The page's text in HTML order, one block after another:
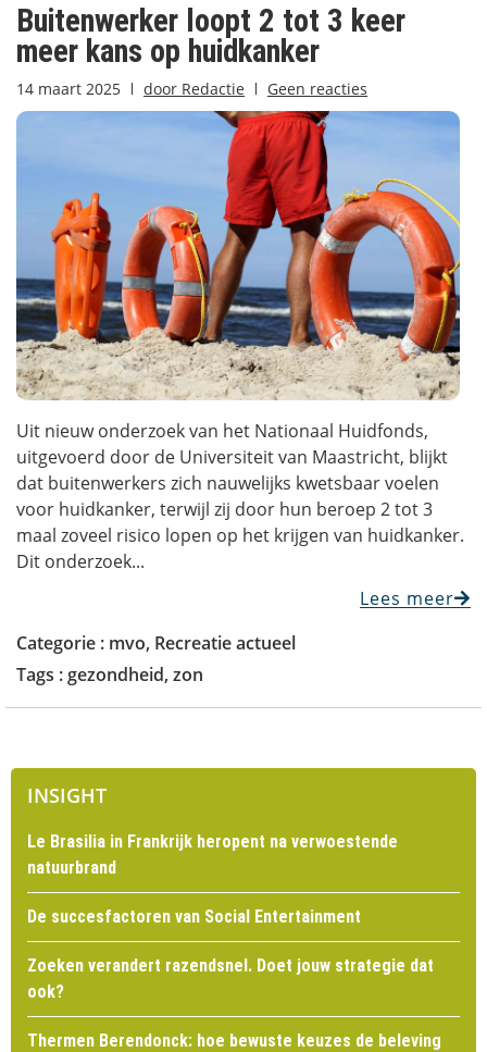
Buitenwerker loopt 2 tot 3 keer
meer kans op huidkanker
14 maart 2025 door Redactie Geen reacties
Uit nieuw onderzoek van het Nationaal Huidfonds,
uitgevoerd door de Universiteit van Maastricht, blijkt
dat buitenwerkers zich nauwelijks kwetsbaar voelen
voor huidkanker, terwijl zij door hun beroep 2 tot 3
maal zoveel risico lopen op het krijgen van huidkanker.
Dit onderzoek...
Lees meer
Categorie : mvo, Recreatie actueel
Tags :gezondheid, zon
INSIGHT
Le Brasilia in Frankrijk heropent na verwoestende
natuurbrand
De succesfactoren van Social Entertainment
Zoeken verandert razendsnel. Doet jouw strategie dat
ook?
Thermen Berendonck: hoe bewuste keuzes de beleving